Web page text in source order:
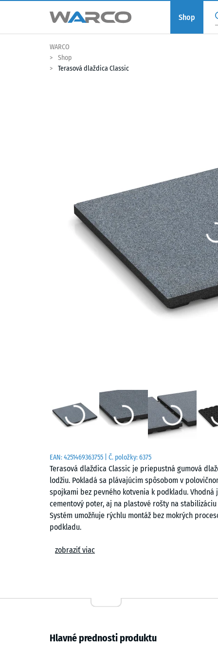
Shop
WARCO
Shop
Terasová dlaždica Classic
EAN:4251469363755 | Č. položky:6375
Terasová dlaždica Classic je priepustná gumová
lodžiu. Pokladá sa plávajúcim spôsobom v
spojkami bez pevného kotvenia k podkladu.
cementový poter, aj na plastové rošty na
Systém umožňuje rýchlu montáž bez mokrých
podkladu.
Zloženie a povrch
hornej vrstve. Povrch je mierne štruktúrovaný, čím
Drenáž
zobraziť viac
Hlavné prednosti produktu